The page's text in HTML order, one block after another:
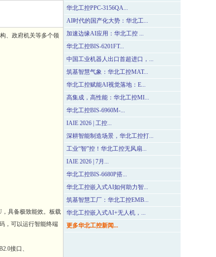
、政府机关等多个领
具备极致能效。板载
，可以运行智能终端
接口、
华北工控PPC-3156QA...
AI时代的国产化大势：华北工...
加速边缘AI应用：华北工控 ...
华北工控BIS-6201FT...
中国工业机器人出口首超进口，...
筑基智慧气象：华北工控MAT...
华北工控赋能AI视觉落地：E...
高集成，高性能：华北工控MI...
华北工控BIS-6960M-...
IAIE 2026 | 工控...
深耕智能制造场景，华北工控打...
工业“智”控！华北工控无风扇...
IAIE 2026 | 7月...
华北工控BIS-6680P搭...
华北工控嵌入式AI如何助力智...
筑基智慧工厂：华北工控EMB...
华北工控嵌入式AI+无人机，...
更多华北工控新闻...